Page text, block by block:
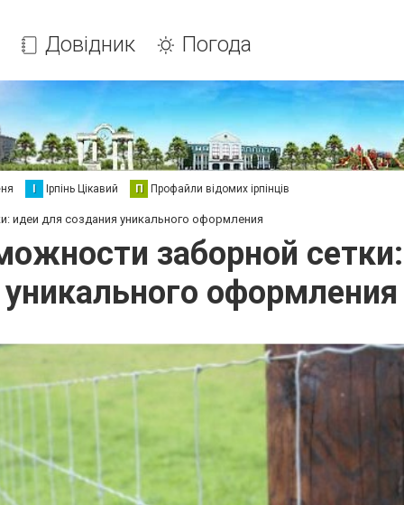
Довідник Погода
І Ірпінь Цікавий П Профайли відомих ірпінців
идеи для создания уникального оформления
заборной
уникального оформления